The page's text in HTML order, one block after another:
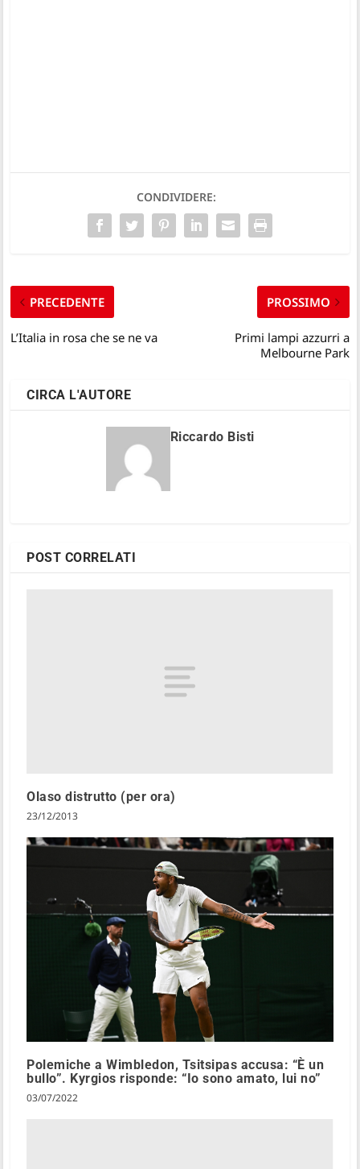
CONDIVIDERE:
PRECEDENTE
L’Italia in rosa che se ne va
PROSSIMO
Primi lampi azzurri a
Melbourne Park
CIRCA L'AUTORE
Riccardo Bisti
POST CORRELATI
Olaso distrutto (per ora)
23/12/2013
Polemiche a Wimbledon, Tsitsipas accusa: “È un
bullo”. Kyrgios risponde: “Io sono amato, lui no”
03/07/2022